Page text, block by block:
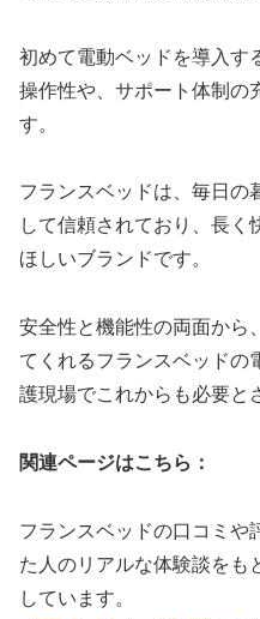
初めて電動ベッドを導入す
操作性や、サポート体制の
す。
フランスベッドは、毎日の
して信頼されており、長く
ほしいブランドです。
安全性と機能性の両面から
てくれるフランスベッドの
護現場でこれからも必要と
関連ページはこちら：
フランスベッドの口コミや
た人のリアルな体験談をも
しています。